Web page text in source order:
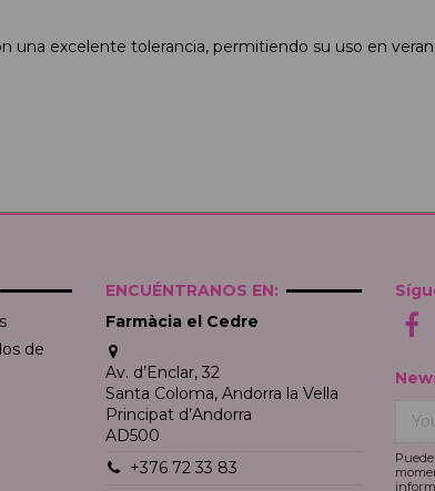
excelente tolerancia, permitiendo su uso en
de
ENCUÉNTRANOS EN:
Farmàcia el Cedre
Av. d’Enclar, 32
Santa Coloma, Andorra la Vella
Principat d’Andorra
AD500
+376 72 33 83